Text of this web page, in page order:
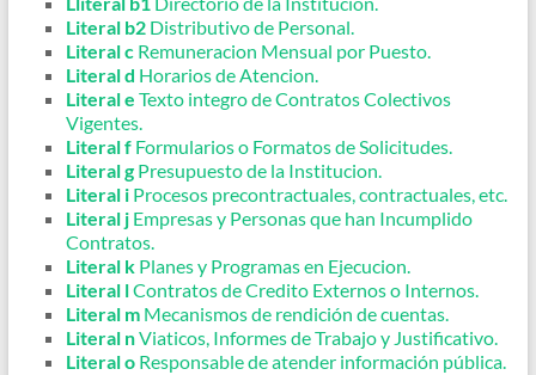
Literal b2 Distributivo de Personal.
Literal c Remuneracion Mensual por Puesto.
Literal d Horarios de Atencion.
Literal e Texto integro de Contratos Colectivos
Vigentes.
Literal f Formularios o Formatos de Solicitudes.
Literal g Presupuesto de la Institucion.
Literal i Procesos precontractuales, contractuales, etc.
Literal j Empresas y Personas que han Incumplido
Contratos.
Literal k Planes y Programas en Ejecucion.
Literal lContratos de Credito Externos o Internos.
Literal m Mecanismos de rendición de cuentas.
Literal nViaticos, Informes de Trabajo y Justificativo.
Literal o Responsable de atender información pública.